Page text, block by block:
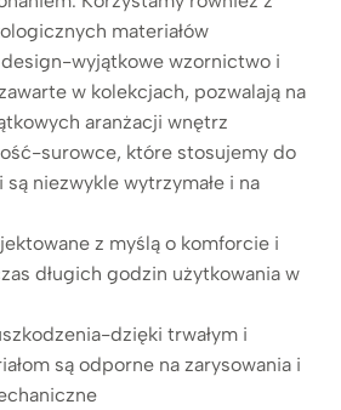
materiałów
wyjątkowe wzornictwo i
w kolekcjach, pozwalają na
aranżacji wnętrz
surowce, które stosujemy do
niezwykle wytrzymałe i na
z myślą o komforcie i
długich godzin użytkowania w
dzięki trwałym i
są odporne na zarysowania i